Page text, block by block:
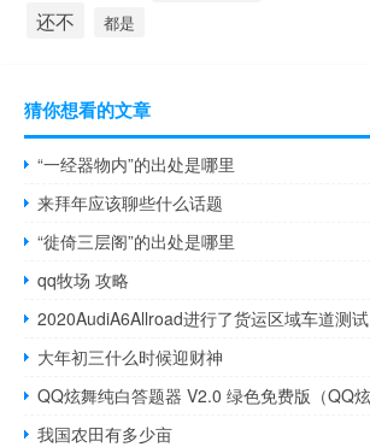
还不 都是
猜你想看的文章
“一经器物内”的出处是哪里
来拜年应该聊些什么话题
“徙倚三层阁”的出处是哪里
qq牧场 攻略
2020AudiA6Allroad进行了货运区域车道测试
大年初三什么时候迎财神
我国农田有多少亩